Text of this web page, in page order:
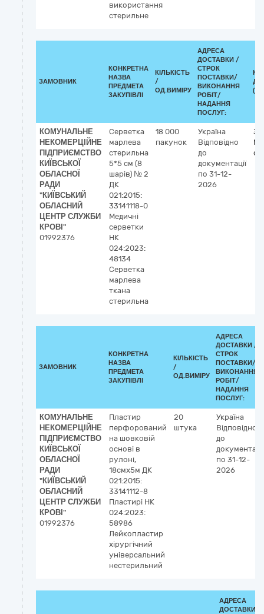
використання
стерильне
ЗАМОВНИК
КОНКРЕТНА
НАЗВА
ПРЕДМЕТА
ЗАКУПІВЛІ
КІЛЬКІСТЬ
/
ОД.ВИМІРУ
АДРЕСА
ДОСТАВКИ /
СТРОК
ПОСТАВКИ/
ВИКОНАННЯ
РОБІТ/
НАДАННЯ
ПОСЛУГ:
ДК
КОМУНАЛЬНЕ
НЕКОМЕРЦІЙНЕ
ПІДПРИЄМСТВО
КИЇВСЬКОЇ
ОБЛАСНОЇ
РАДИ
"КИЇВСЬКИЙ
ОБЛАСНИЙ
ЦЕНТР СЛУЖБИ
КРОВІ"
01992376
Серветка
марлева
стерильна
5*5 см (8
шарів) № 2
ДК
021:2015:
33141118-0
Медичні
серветки
НК
024:2023:
48134
Серветка
марлева
ткана
стерильна
18 000
пакунок
Україна
Відповідно
до
документації
по 31-12-
2026
ЗАМОВНИК
КОНКРЕТНА
НАЗВА
ПРЕДМЕТА
ЗАКУПІВЛІ
КІЛЬКІСТЬ
/
ОД.ВИМІРУ
АДРЕСА
ДОСТАВКИ /
СТРОК
ПОСТАВКИ/
ВИКОНАННЯ
РОБІТ/
НАДАННЯ
ПОСЛУГ:
КОМУНАЛЬНЕ
НЕКОМЕРЦІЙНЕ
ПІДПРИЄМСТВО
КИЇВСЬКОЇ
ОБЛАСНОЇ
РАДИ
"КИЇВСЬКИЙ
ОБЛАСНИЙ
ЦЕНТР СЛУЖБИ
КРОВІ"
01992376
Пластир
перфорований
на шовковій
основі в
рулоні,
18смх5м ДК
021:2015:
33141112-8
Пластирі НК
024:2023:
58986
Лейкопластир
хірургічний
універсальний
нестерильний
20
штука
Україна
Відповідно
до
документації
по 31-12-
2026
АДРЕСА
ДОСТАВКИ /